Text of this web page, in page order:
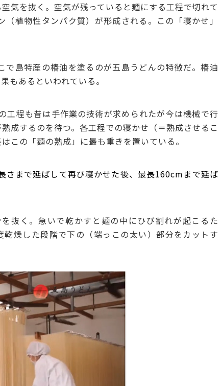
気を抜く。空気が残っていると麺にする工程で切れて
植物性タンパク質）が形成される。この「寝かせ」
島特産の椿油を塗るのが五島うどんの特徴だ。椿油
もあるといわれている。
程も昔は手作業の技術が求められたが今は機械で行
成するのを待つ。各工程での寝かせ（＝熟成させるこ
この「麺の熟成」に最も重きを置いている。
まで延ばして再び寝かせた後、最長160cmまで延ば
抜く。急いで乾かすと麺の中にひび割れが起こるた
燥した段階で下の（端っこの太い）部分をカットす